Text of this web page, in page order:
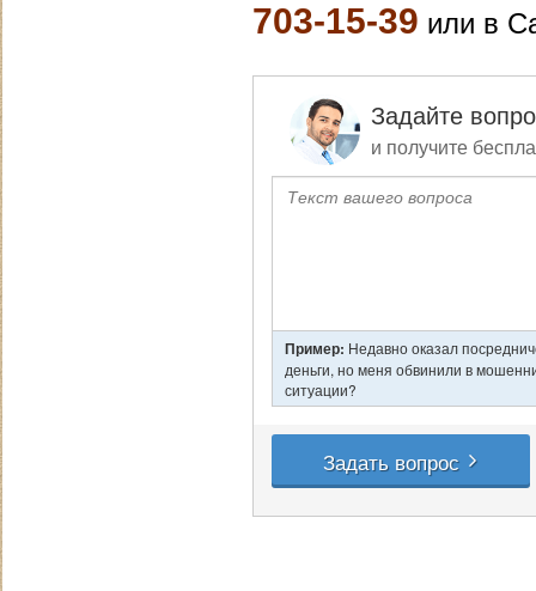
703-15-39 или в